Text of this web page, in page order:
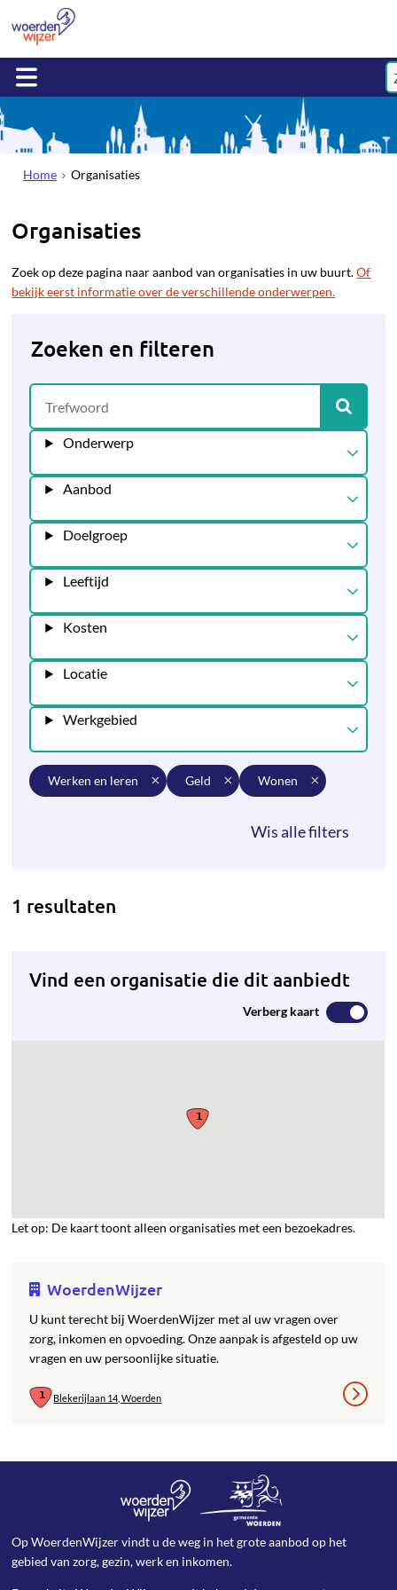
Home Organisaties
Organisaties
Zoek op deze pagina naar aanbod van organisaties in uw buurt.Of
bekijk eerst informatie over de verschillende onderwerpen.
Zoeken en filteren
Onderwerp
Aanbod
Doelgroep
Leeftijd
Kosten
Locatie
Werkgebied
werken en leren geld wonen
1 resultaten
Vind een organisatie die dit aanbiedt
Verberg kaart
Let op: De kaart toont alleen organisaties met een bezoekadres.
WoerdenWijzer
U kunt terecht bij WoerdenWijzer met al uw vragen over
zorg, inkomen en opvoeding. Onze aanpak is afgesteld op uw
vragen en uw persoonlijke situatie.
Blekerijlaan 14, Woerden
Op WoerdenWijzer vindt u de weg in het grote aanbod op het
gebied van zorg, gezin, werk en inkomen.